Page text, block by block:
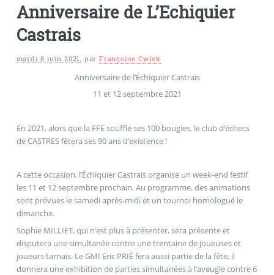
Anniversaire de L’Echiquier
Castrais
mardi 8 juin 2021, parFrançoise Cwiek
Anniversaire de l’Échiquier Castrais
11 et 12 septembre 2021
En 2021, alors que la FFE souffle ses 100 bougies, le club d’échecs
de CASTRES fêtera ses 90 ans d’existence !
A cette occasion, l’Échiquier Castrais organise un week-end festif
les 11 et 12 septembre prochain. Au programme, des animations
sont prévues le samedi après-midi et un tournoi homologué le
dimanche.
Sophie MILLIET, qui n’est plus à présenter, sera présente et
disputera une simultanée contre une trentaine de joueuses et
joueurs tarnais. Le GMI Eric PRIÉ fera aussi partie de la fête, il
donnera une exhibition de parties simultanées à l’aveugle contre 6